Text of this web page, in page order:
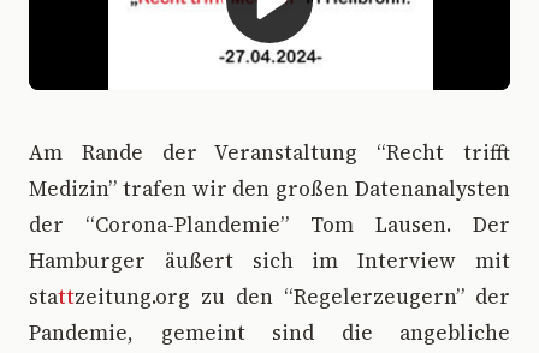
Am Rande der Veranstaltung “Recht trifft
Medizin” trafen wir den großen Datenanalysten
der “Corona-Plandemie” Tom Lausen. Der
Hamburger äußert sich im Interview mit
stattzeitung.org zu den “Regelerzeugern” der
Pandemie, gemeint sind die angebliche